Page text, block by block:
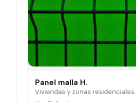
Panel malla H.
Viviendas y zonas residenciales.